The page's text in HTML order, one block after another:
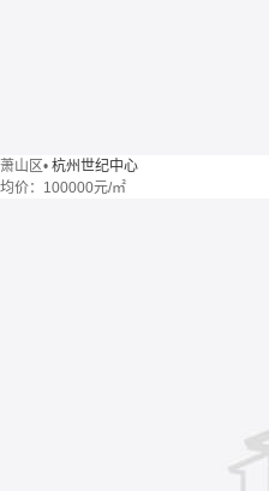
萧山区• 杭州世纪中心
均价： 100000元/㎡